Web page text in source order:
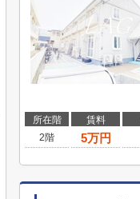
所在階 賃料
2階
5万円